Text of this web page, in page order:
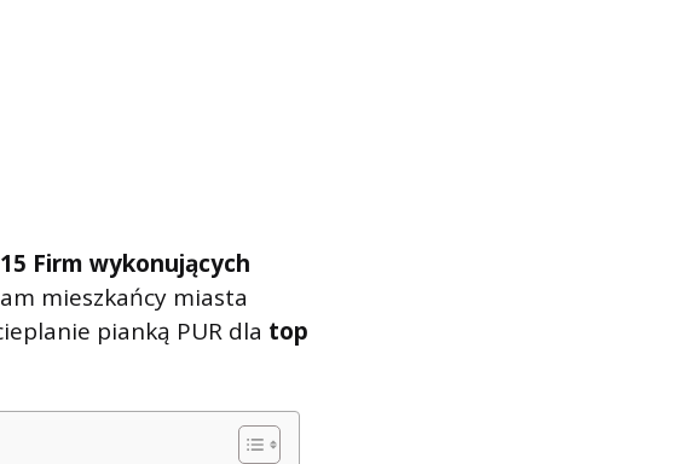
15 Firm wykonujących
mieszkańcy miasta
pianką PUR dla top